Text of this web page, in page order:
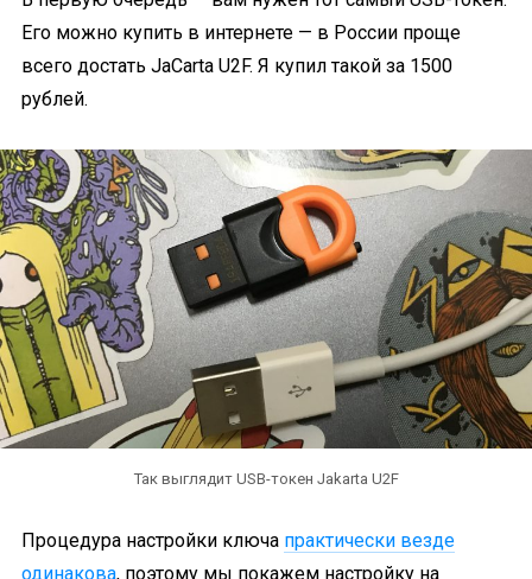
Его можно купить в интернете — в России проще
всего достать JaCarta U2F. Я купил такой за 1500
рублей.
Так выглядит USB-токен Jakarta U2F
Процедура настройки ключа практически везде
одинакова, поэтому мы покажем настройку на